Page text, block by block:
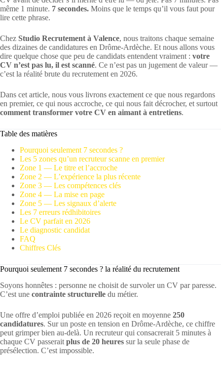
même 1 minute. 7 secondes. Moins que le temps qu’il vous faut pour
lire cette phrase.
Chez Studio Recrutement à Valence, nous traitons chaque semaine
des dizaines de candidatures en Drôme-Ardèche. Et nous allons vous
dire quelque chose que peu de candidats entendent vraiment : votre
CV n’est pas lu, il est scanné. Ce n’est pas un jugement de valeur —
c’est la réalité brute du recrutement en 2026.
Dans cet article, nous vous livrons exactement ce que nous regardons
en premier, ce qui nous accroche, ce qui nous fait décrocher, et surtout
comment transformer votre CV en aimant à entretiens.
Table des matières
Pourquoi seulement 7 secondes ?
Les 5 zones qu’un recruteur scanne en premier
Zone 1 — Le titre et l’accroche
Zone 2 — L’expérience la plus récente
Zone 3 — Les compétences clés
Zone 4 — La mise en page
Zone 5 — Les signaux d’alerte
Les 7 erreurs rédhibitoires
Le CV parfait en 2026
Le diagnostic candidat
FAQ
Chiffres Clés
Pourquoi seulement 7 secondes ? la réalité du recrutement
Soyons honnêtes : personne ne choisit de survoler un CV par paresse.
C’est une contrainte structurelle du métier.
Une offre d’emploi publiée en 2026 reçoit en moyenne 250
candidatures. Sur un poste en tension en Drôme-Ardèche, ce chiffre
peut grimper bien au-delà. Un recruteur qui consacrerait 5 minutes à
chaque CV passerait plus de 20 heures sur la seule phase de
présélection. C’est impossible.